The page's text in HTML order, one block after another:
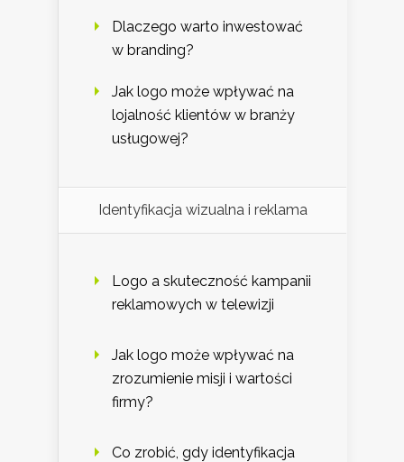
Dlaczego warto inwestować
w branding?
Jak logo może wpływać na
lojalność klientów w branży
usługowej?
Identyfikacja wizualna i reklama
Logo a skuteczność kampanii
reklamowych w telewizji
Jak logo może wpływać na
zrozumienie misji i wartości
firmy?
Co zrobić, gdy identyfikacja